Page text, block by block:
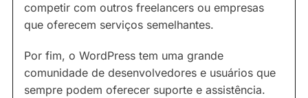
competir com outros freelancers ou empresas
que oferecem serviços semelhantes.
Por fim, o WordPress tem uma grande
comunidade de desenvolvedores e usuários que
sempre podem oferecer suporte e assistência.